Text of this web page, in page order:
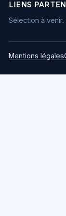
LIENS
Sélection à venir.
Mentions légales